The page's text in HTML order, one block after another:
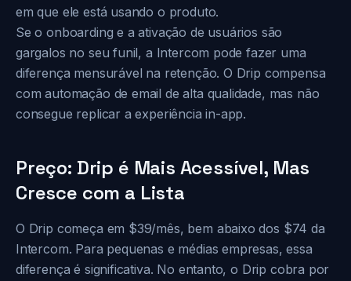
em que ele está usando o produto.
Se o onboarding e a ativação de usuários são
gargalos no seu funil, a Intercom pode fazer uma
diferença mensurável na retenção. O Drip compensa
com automação de email de alta qualidade, mas não
consegue replicar a experiência in-app.
Preço: Drip é Mais Acessível, Mas
Cresce com a Lista
O Drip começa em $39/mês, bem abaixo dos $74 da
Intercom. Para pequenas e médias empresas, essa
diferença é significativa. No entanto, o Drip cobra por